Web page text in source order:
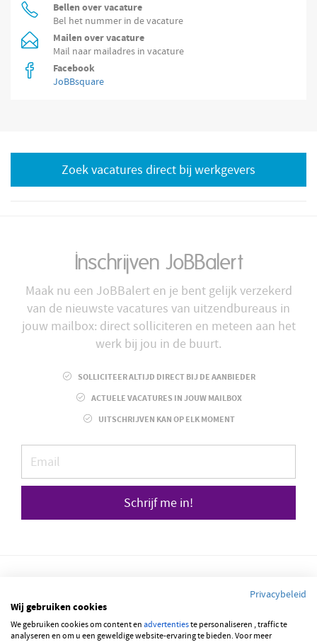
Bellen over vacature
Bel het nummer in de vacature
Mailen over vacature
Mail naar mailadres in vacature
Facebook
JoBBsquare
Zoek vacatures direct bij werkgevers
Inschrijven JoBBalert
Maak nu een JoBBalert en je bent gelijk verzekerd
van de nieuwste vacatures van uitzendbureaus in
jouw mailbox: direct solliciteren en meteen aan het
werk bij jou in de buurt.
SOLLICITEER ALTIJD DIRECT BIJ DE AANBIEDER
ACTUELE VACATURES IN JOUW MAILBOX
UITSCHRIJVEN KAN OP ELK MOMENT
Schrijf me in!
© 2026 JOBBSQUARE
Privacybeleid
Wij gebruiken cookies
We gebruiken cookies om content en advertentieste personaliseren , traffic te
analyseren en om u een geweldige website-ervaring te bieden. Voor meer